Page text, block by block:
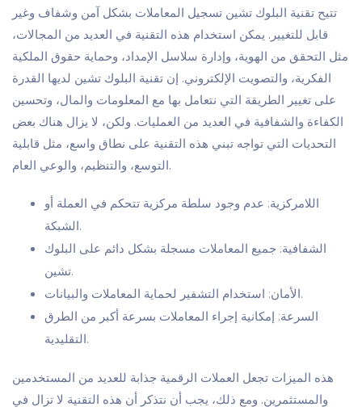
تتيح تقنية البلوك تشين تسجيل المعاملات بشكل آمن وشفاف وغير
قابل للتغيير. يمكن استخدام هذه التقنية في العديد من المجالات،
مثل التحقق من الهوية، وإدارة سلاسل الإمداد، وحماية حقوق الملكية
الفكرية، والتصويت الإلكتروني. إن تقنية البلوك تشين لديها القدرة
على تغيير الطريقة التي نتعامل بها مع المعلومات والمال، وتحسين
الكفاءة والشفافية في العديد من العمليات. ولكن، لا يزال هناك بعض
التحديات التي تواجه تبني هذه التقنية على نطاق واسع، مثل قابلية
التوسع، والتنظيم، والوعي العام.
اللامركزية: عدم وجود سلطة مركزية تتحكم في العملة أو
الشبكة.
الشفافية: جميع المعاملات مسجلة بشكل دائم على البلوك
تشين.
الأمان: استخدام التشفير لحماية المعاملات والبيانات.
السرعة: إمكانية إجراء المعاملات بسرعة أكبر من الطرق
التقليدية.
هذه الميزات تجعل العملات الرقمية جذابة للعديد من المستخدمين
والمستثمرين. ومع ذلك، يجب أن نتذكر أن هذه التقنية لا تزال في